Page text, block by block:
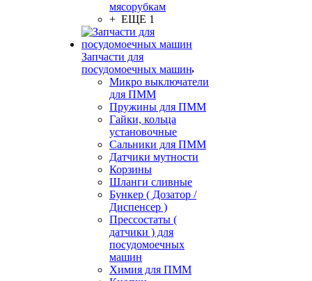
мясорубкам
+ ЕЩЕ 1
Запчасти для
посудомоечных машин
Микро выключатели
для ПММ
Пружины для ПММ
Гайки, кольца
установочные
Сальники для ПММ
Датчики мутности
Корзины
Шланги сливные
Бункер ( Дозатор /
Диспенсер )
Прессостаты (
датчики ) для
посудомоечных
машин
Химия для ПММ